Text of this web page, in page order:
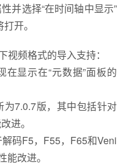
并选择“在时间轴中显示”
开。
频格式的导入支持：
显示在“元数据”面板的
7.0.7版，其中包括针对
进。
码F5，F55，F65和Veni
改进。